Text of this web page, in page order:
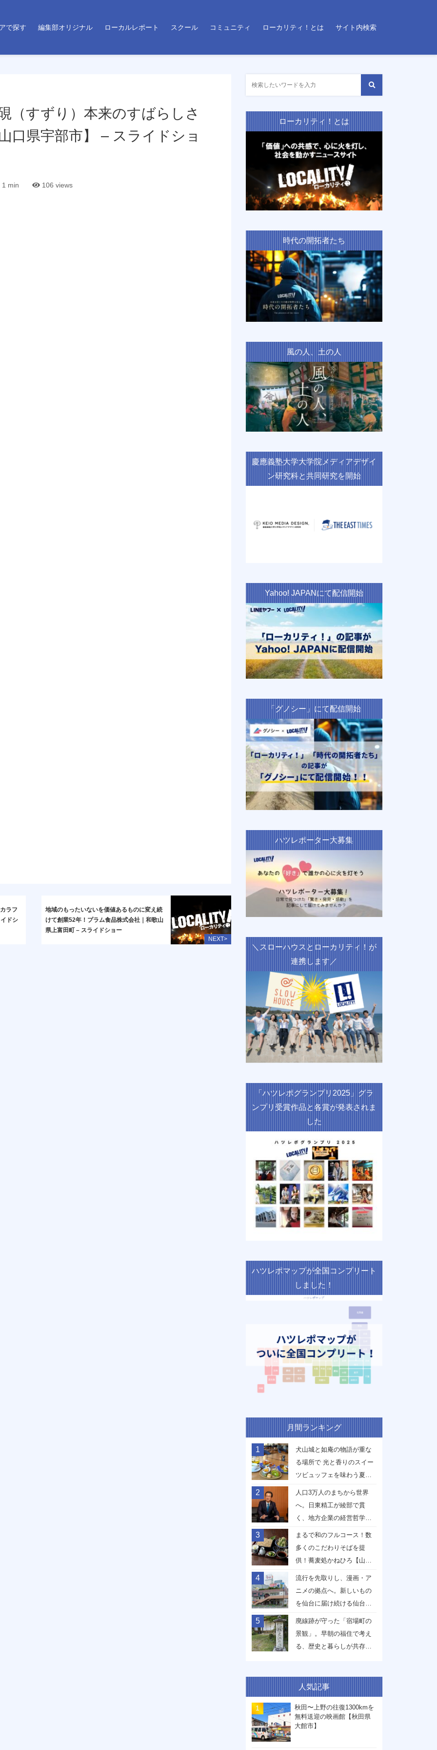
で探す 編集部オリジナル ローカルレポート スクール コミュニティ ローカリティ！とは サイト内検索
（すずり）本来のすばらしさ
口県宇部市】 – スライドショ
1 min 106 views
ラフ
ドシ
NEXT>
地域のもったいないを価値あるものに変え続
けて創業52年！プラム食品株式会社｜和歌山
県上富田町 – スライドショー
ローカリティ！とは
時代の開拓者たち
風の人、土の人
慶應義塾大学大学院メディアデザイ
ン研究科と共同研究を開始
Yahoo! JAPANにて配信開始
「グノシー」にて配信開始
ハツレポーター大募集
＼スローハウスとローカリティ！が
連携します／
「ハツレポグランプリ2025」グラ
ンプリ受賞作品と各賞が発表されま
した
ハツレポマップが全国コンプリート
しました！
月間ランキング
1
犬山城と如庵の物語が重な
る場所で 光と香りのスイー
ツビュッフェを味わう夏
2
人口3万人のまちから世界
へ。日東精工が綾部で貫
く、地方企業の経営哲学
【京都府綾部市】
3
まるで和のフルコース！数
多くのこだわりそばを提
供！蕎麦処かねひろ【山形
県山形市】
4
流行を先取りし、漫画・ア
ニメの拠点へ。新しいもの
を仙台に届け続ける仙台駅
前イービーンズ【宮城県仙
台市】
5
廃線跡が守った「宿場町の
景観」。早朝の福住で考え
る、歴史と暮らしが共存す
人気記事
秋田〜上野の往復1300kmを
無料送迎の映画館【秋田県
大館市】